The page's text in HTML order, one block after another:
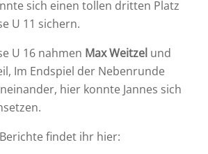
sich einen tollen dritten Platz
U 11 sichern.
U 16 nahmen Max Weitzel und
Im Endspiel der Nebenrunde
hier konnte Jannes sich
findet ihr hier: